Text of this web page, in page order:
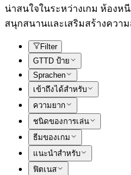
น่าสนใจในระหว่างเกม ห้องห
สนุกสนานและเสริมสร้างควา
Filter
GTTD ป้าย
Sprachen
เข้าถึงได้สำหรับ
ความยาก
ชนิดของการเล่น
ธีมของเกม
แนะนำสำหรับ
ฟิตเนส